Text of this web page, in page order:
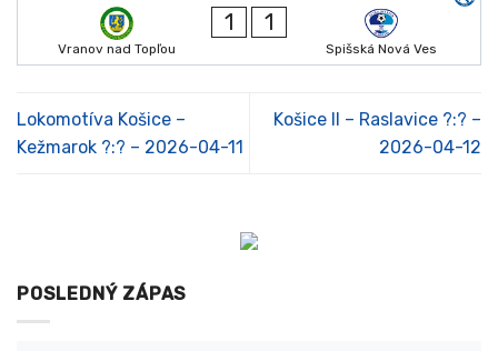
Vranov nad Topľou
1 1
Spišská Nová Ves
Lokomotíva Košice –
Kežmarok ?:? – 2026-04-11
Košice II – Raslavice ?:? –
2026-04-12
POSLEDNÝ ZÁPAS